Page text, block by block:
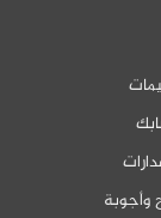
وأجوبة